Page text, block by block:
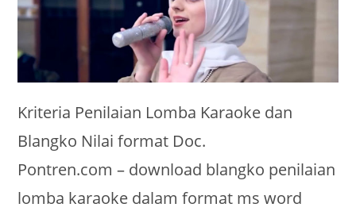
Kriteria Penilaian Lomba Karaoke dan
Blangko Nilai format Doc.
Pontren.com – download blangko penilaian
lomba karaoke dalam format ms word